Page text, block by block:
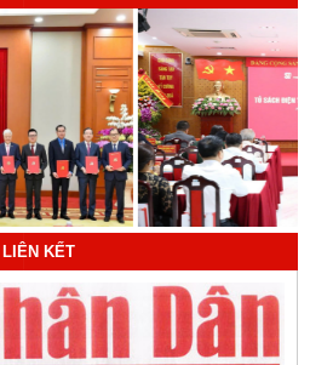
Chí Minh: Dấu ấn lịch sử qua
ngữ Việt - Anh). Tác giả: Tập
biển - Bản hùng ca bất diệt
Tác giả: TS. Vũ Trọng Hùng
đường: Hành trình dài của
(Sách tham khảo).
Robert J. Ross và Gavin G.
LIÊN KẾT